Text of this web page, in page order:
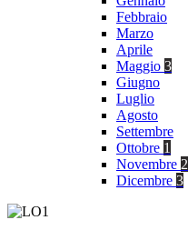
Febbraio
Marzo
Aprile
Maggio 3
Giugno
Luglio
Agosto
Settembre
Ottobre 1
Novembre 2
Dicembre 3